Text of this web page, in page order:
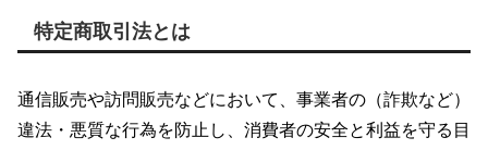
特定商取引法とは
通信販売や訪問販売などにおいて、事業者の（詐欺など）
違法・悪質な行為を防止し、消費者の安全と利益を守る目